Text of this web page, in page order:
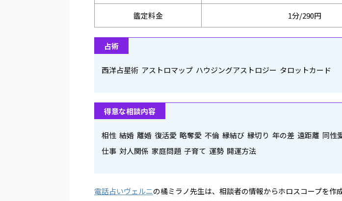
鑑定料金 1分/290円
占術
西洋占星術 アストロマップ ハウジングアストロジー タロットカード
得意な相談内容
相性 結婚 離婚 復活愛 略奪愛 不倫 縁結び 縁切り 年の差 遠距離 同性
仕事 対人関係 家庭問題 子育て 運勢 開運方法
電話占いヴェルニの橘ミラノ先生は、相談者の情報からホロスコープを作